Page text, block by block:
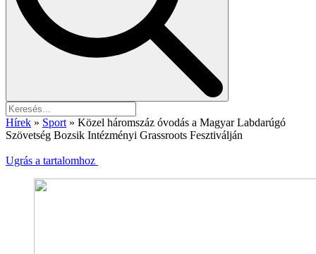
Hírek » Sport » Közel háromszáz óvodás a Magyar Labdarúgó
Szövetség Bozsik Intézményi Grassroots Fesztiválján
Ugrás a tartalomhoz